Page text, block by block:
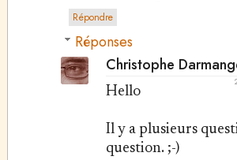
Répondre
Réponses
Christophe
Hello
Il y a plusieurs
question. ;-)